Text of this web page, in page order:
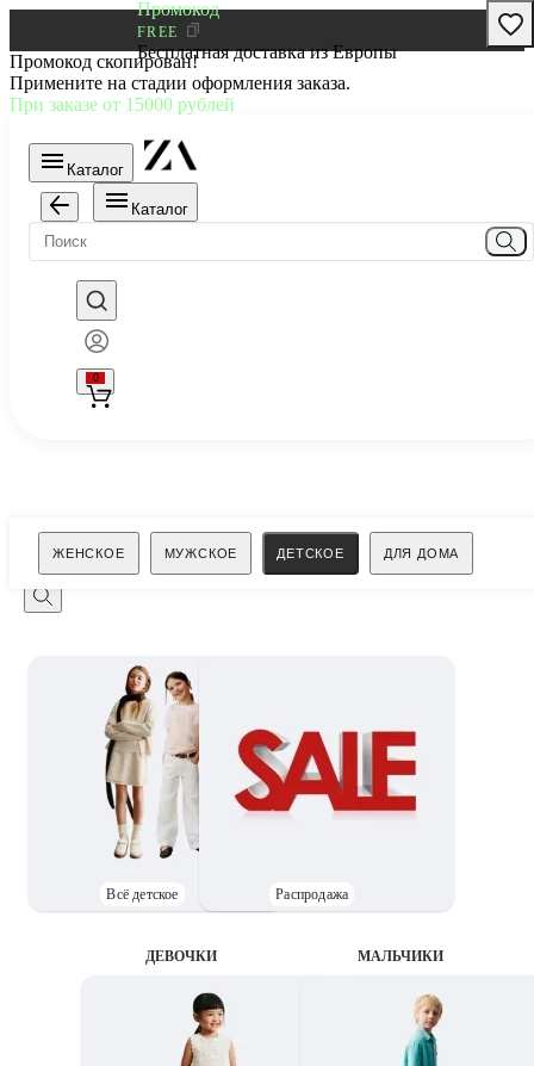
Промокод
FREE
Бесплатная доставка из Европы
Промокод скопирован!
Примените на стадии оформления заказа.
При заказе от 15000 рублей
Каталог
Каталог
0
ЖЕНСКОЕ МУЖСКОЕ ДЕТСКОЕ ДЛЯ ДОМА
Поиск
Всё детское Распродажа
ДЕВОЧКИ MАЛЬЧИКИ